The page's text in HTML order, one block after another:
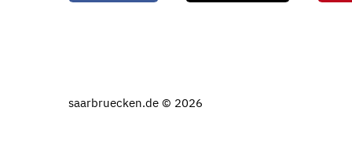
saarbruecken.de © 2026